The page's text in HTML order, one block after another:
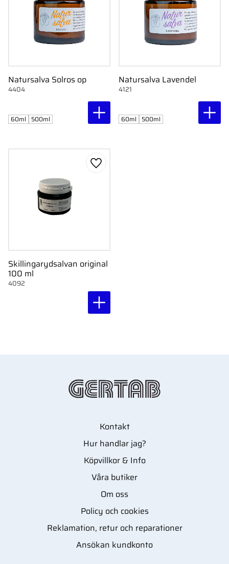
Natursalva Solros op
4404
60ml 500ml
Natursalva Lavendel
4121
60ml 500ml
Skillingarydsalvan original
100 ml
4092
Lägg till i favoriter
Kontakt
Hur handlar jag?
Köpvillkor & Info
Våra butiker
Om oss
Policy och cookies
Reklamation, retur och reparationer
Ansökan kundkonto